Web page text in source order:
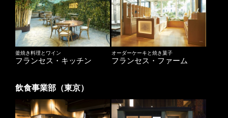
釜焼き料理とワイン
フランセス・キッチン
オーダーケーキと焼き菓子
フランセス・ファーム
飲食事業部（東京）